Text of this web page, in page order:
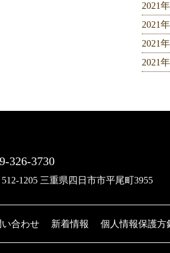
2021
2021
2021
2021
326-3730
1205 三重県四日市市平尾町3955
い合わせ 新着情報 個人情報保護方